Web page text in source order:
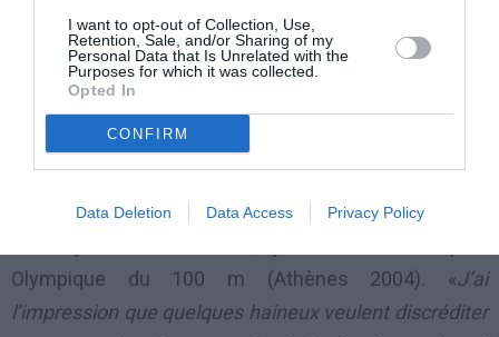
I want to opt-out of Collection, Use,
Retention, Sale, and/or Sharing of my
Personal Data that Is Unrelated with the
Purposes for which it was collected.
Opted In
CONFIRM
Data Deletion Data Access Privacy Policy
reconnu coupable de dopage dans le passé
justifié.
C’est triste», poursuit Justin Gatlin dans sa réaction
face aux remarques de ceux qui «
aucun sens et signifie que vous ne croyez pas que
Olympique du 100 m (Athènes 2004). «J’ai
l’impression que quelques haineux veulent discréditer